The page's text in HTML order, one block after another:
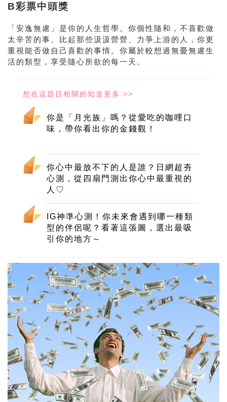
B彩票中頭獎
「安逸無慮」是你的人生哲學。你個性隨和，不喜歡做
太辛苦的事。比起那些汲汲營營、力爭上游的人，你更
重視能否做自己喜歡的事情。你屬於較想過無憂無慮生
活的類型，享受隨心所欲的每一天。
你是「月光族」嗎？從愛吃的咖哩口
味，帶你看出你的金錢觀！
你心中最放不下的人是誰？日網超夯
心測，從四扇門測出你心中最重視的
人♡
IG神準心測！你未來會遇到哪一種類
型的伴侶呢？看著這張圖，選出最吸
引你的地方～